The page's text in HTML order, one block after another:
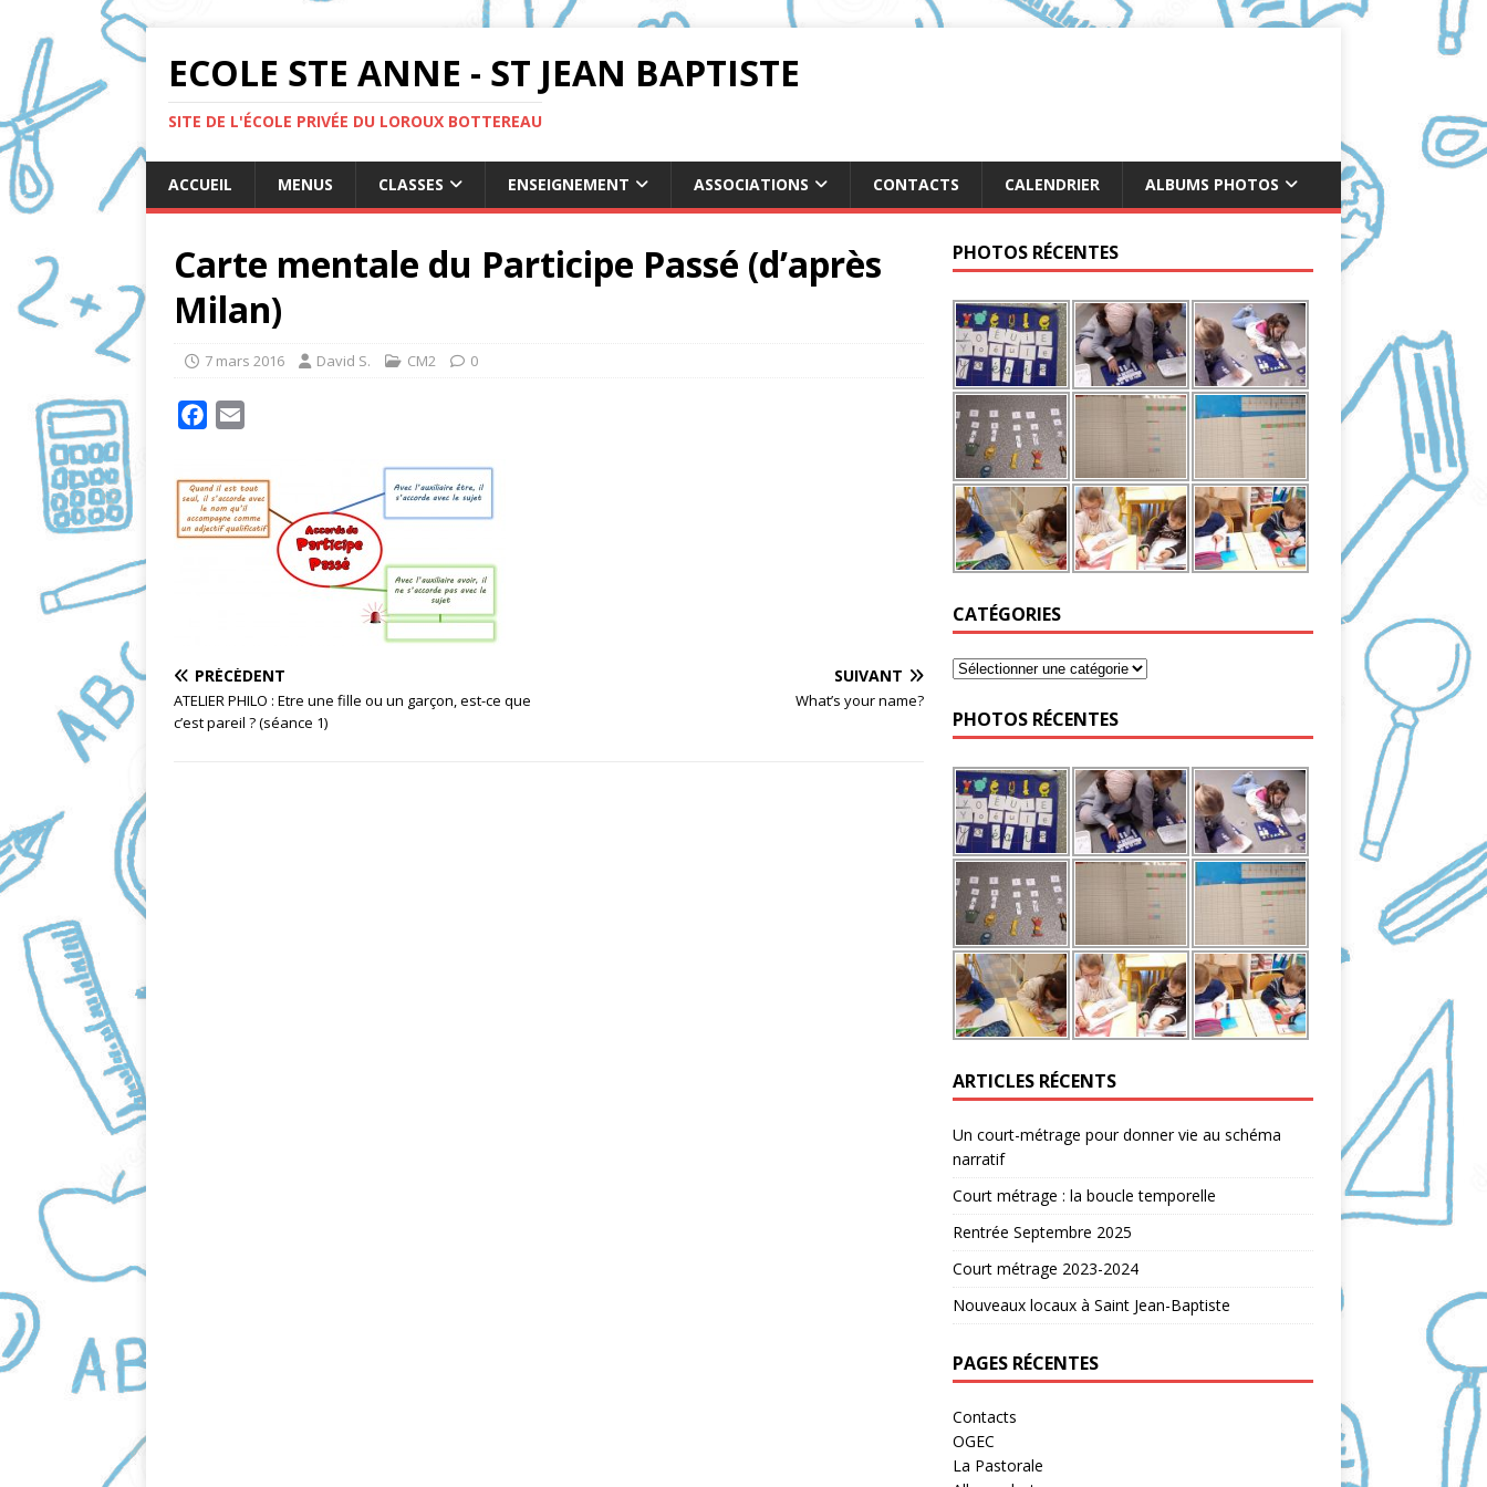
ECOLE STE ANNE - ST JEAN BAPTISTE
SITE DE L'ÉCOLE PRIVÉE DU LOROUX BOTTEREAU
ACCUEIL MENUS CLASSES ENSEIGNEMENT ASSOCIATIONS CONTACTS CALENDRIER ALBUMS PHOTOS
Carte mentale du Participe Passé (d’après
Milan)
7 mars 2016 David S. CM2 0
e
b
i
l
PRÉCÉDENT
ATELIER PHILO : Etre une fille ou un garçon, est-ce que
c’est pareil ? (séance 1)
SUIVANT
What’s your name?
PHOTOS RÉCENTES
CATÉGORIES
PHOTOS RÉCENTES
ARTICLES RÉCENTS
Un court-métrage pour donner vie au schéma
narratif
Court métrage : la boucle temporelle
Rentrée Septembre 2025
Court métrage 2023-2024
Nouveaux locaux à Saint Jean-Baptiste
PAGES RÉCENTES
Contacts
OGEC
La Pastorale